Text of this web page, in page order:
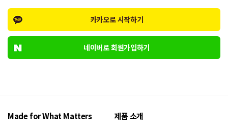
카카오로 시작하기
네이버로 회원가입하기
Made for What Matters 제품 소개